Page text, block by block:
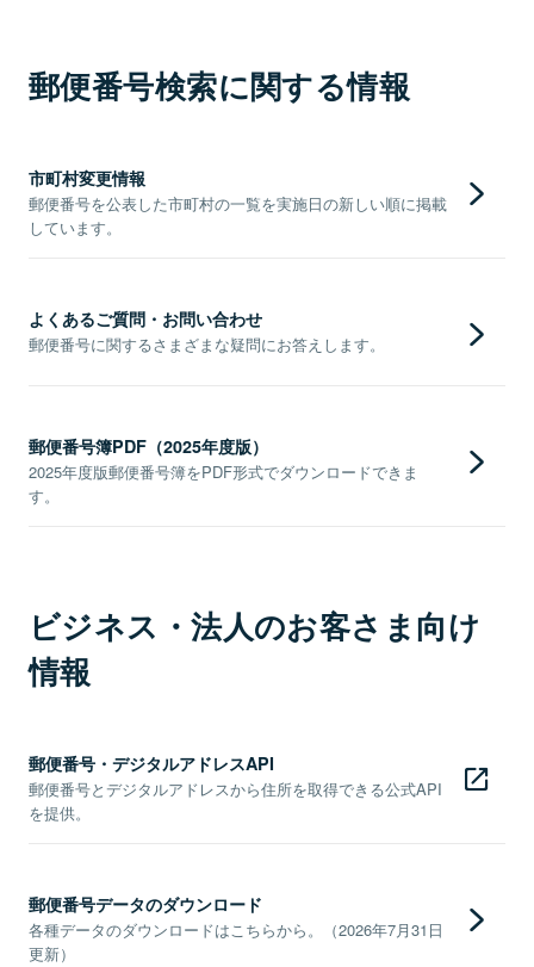
郵便番号検索に関する情報
市町村変更情報
郵便番号を公表した市町村の一覧を実施日の新しい順に掲載
しています。
よくあるご質問・お問い合わせ
郵便番号に関するさまざまな疑問にお答えします。
郵便番号簿PDF（2025年度版）
2025年度版郵便番号簿をPDF形式でダウンロードできま
す。
ビジネス・法人のお客さま向け
情報
郵便番号・デジタルアドレスAPI
郵便番号とデジタルアドレスから住所を取得できる公式API
を提供。
郵便番号データのダウンロード
各種データのダウンロードはこちらから。（2026年7月31日
更新）